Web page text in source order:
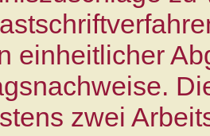
einheitlicher
zwei